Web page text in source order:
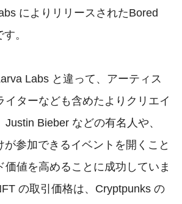
によりリリースされたBored
。
Labs と違って、アーティス
イターなども含めたよりクリエイ
Bieber などの有名人や、
が参加できるイベントを開くこと
価値を高めることに成功していま
の取引価格は、Cryptpunks の